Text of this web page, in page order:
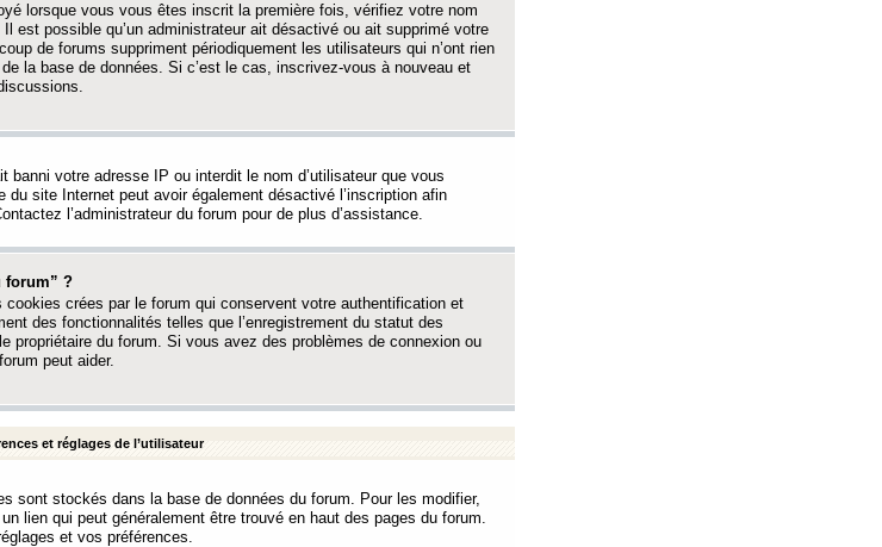
lorsque vous vous êtes inscrit la première fois, vérifiez votre nom
est possible qu’un administrateur ait désactivé ou ait supprimé votre
de forums suppriment périodiquement les utilisateurs qui n’ont rien
la base de données. Si c’est le cas, inscrivez-vous à nouveau et
banni votre adresse IP ou interdit le nom d’utilisateur que vous
site Internet peut avoir également désactivé l’inscription afin
l’administrateur du forum pour de plus d’assistance.
forum” ?
crées par le forum qui conservent votre authentification et
des fonctionnalités telles que l’enregistrement du statut des
propriétaire du forum. Si vous avez des problèmes de connexion ou
peut aider.
et réglages de l’utilisateur
sont stockés dans la base de données du forum. Pour les modifier,
lien qui peut généralement être trouvé en haut des pages du forum.
et vos préférences.